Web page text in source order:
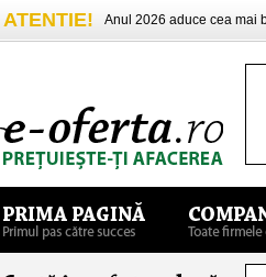
ATENTIE! Anul 2026 aduce cea mai